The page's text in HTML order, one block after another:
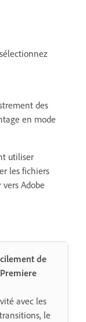
des
en mode
utiliser
les fichiers
Adobe
de
avec les
le